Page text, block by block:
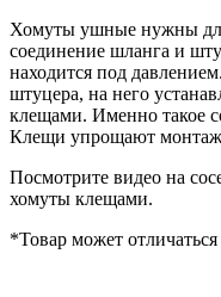
Хомуты ушные нужны
соединение шланга и
находится под
штуцера, на него
клещами. Именно такое
Клещи упрощают монтаж
Посмотрите видео на
хомуты клещами.
*Товар может